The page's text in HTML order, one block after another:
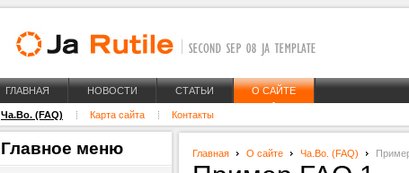
ГЛАВНАЯ НОВОСТИ СТАТЬИ О САЙТЕ
Ча.Во. (FAQ) Карта сайта Контакты
Главная О сайте Ча.Во. (FAQ)
Главное меню